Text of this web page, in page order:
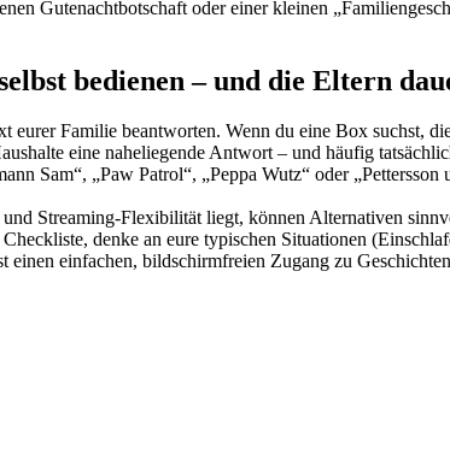
Gutenachtbotschaft oder einer kleinen
bedienen – und die Eltern
eurer Familie beantworten. Wenn du eine Box suchst,
eine naheliegende Antwort – und häufig
Sam“, „Paw Patrol“, „Peppa Wutz“ oder
Streaming-Flexibilität liegt, können Alternativen
denke an eure typischen Situationen
einen einfachen, bildschirmfreien Zugang zu